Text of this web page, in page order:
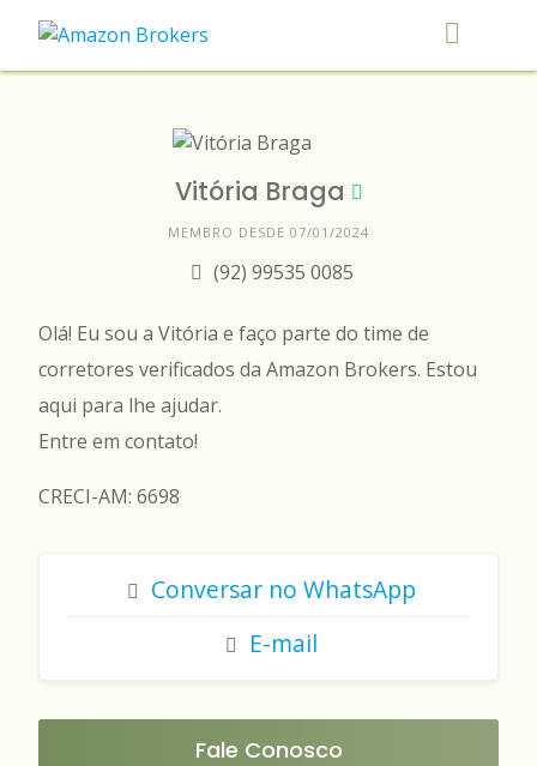
content
Vitória Braga
MEMBRO DESDE 07/01/2024
(92) 99535 0085
Olá! Eu sou a Vitória e faço parte do time de
corretores verificados da Amazon Brokers. Estou
aqui para lhe ajudar.
Entre em contato!
CRECI-AM: 6698
Conversar no WhatsApp
E-mail
Fale Conosco